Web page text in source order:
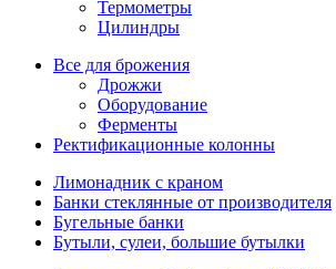
Термометры
Цилиндры
Все для брожения
Дрожжи
Оборудование
Ферменты
Ректификационные колонны
Лимонадник с краном
Банки стеклянные от производителя
Бугельные банки
Бутыли, сулеи, большие бутылки